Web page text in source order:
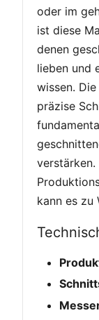
oder im
ist diese
denen
lieben und
wissen.
präzise
kann es zu